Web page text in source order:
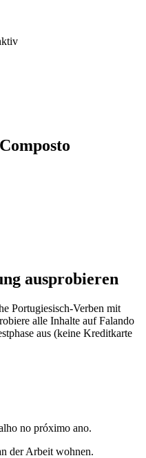
ausprobieren
Portugiesisch-Verben mit
alle Inhalte auf Falando
aus (keine Kreditkarte
no próximo ano.
der Arbeit wohnen.